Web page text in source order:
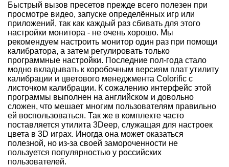
Быстрый вызов пресетов прежде всего полезен при
просмотре видео, запуске определённых игр или
приложений, так как каждый раз сбивать для этого
настройки монитора - не очень хорошо. Мы
рекомендуем настроить монитор один раз при помощи
калибратора, а затем регулировать только
программные настройки. Последние пол-года стало
модно вкладывать к коробочным версиям плат утилиту
калибрации и цветового менеджмента Colorific с
листочком калибрации. К сожалению интерфейс этой
программы выполнен на английском и довольно
сложен, что мешает многим пользователям правильно
ей воспользоваться. Так же в комплекте часто
поставляется утилита 3Deep, служащая для настроек
цвета в 3D играх. Иногда она может оказаться
полезной, но из-за своей замороченности не
пользуется популярностью у российских
пользователей.